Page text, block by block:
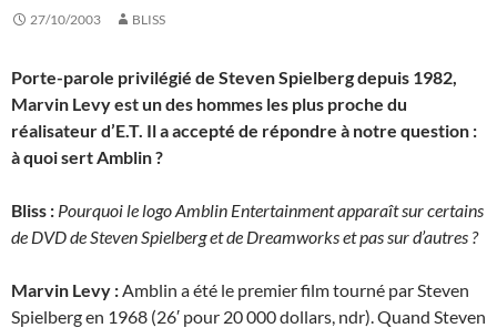
27/10/2003 BLISS
Porte-parole privilégié de Steven Spielberg depuis 1982,
Marvin Levy est un des hommes les plus proche du
réalisateur d’E.T. Il a accepté de répondre à notre question :
à quoi sert Amblin ?
Bliss : Pourquoi le logo Amblin Entertainment apparaît sur certains
de DVD de Steven Spielberg et de Dreamworks et pas sur d’autres ?
Marvin Levy :Amblin a été le premier film tourné par Steven
Spielberg en 1968 (26′ pour 20 000 dollars, ndr). Quand Steven